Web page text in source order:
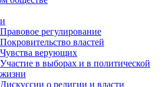
Правовое регулирование
Покровительство властей
Чувства верующих
Участие в выборах и в политической
жизни
Дискуссии о религии и власти